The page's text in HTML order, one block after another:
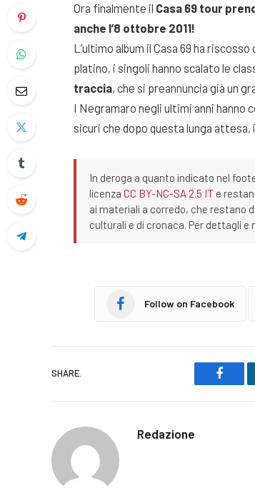
Ora finalmente il Casa 69 tour
anche l’8 ottobre 2011!
L’ultimo album il Casa 69 ha
platino, i singoli hanno scalato le
traccia, che si preannuncia già un
I Negramaro negli ultimi anni
sicuri che dopo questa lunga
In deroga a quanto indicato nel
licenza CC BY-NC-SA 2.5 IT e
ai materiali a corredo, che restano
culturali e di cronaca. Per dettagli
Follow on Facebook
SHARE.
Redazione